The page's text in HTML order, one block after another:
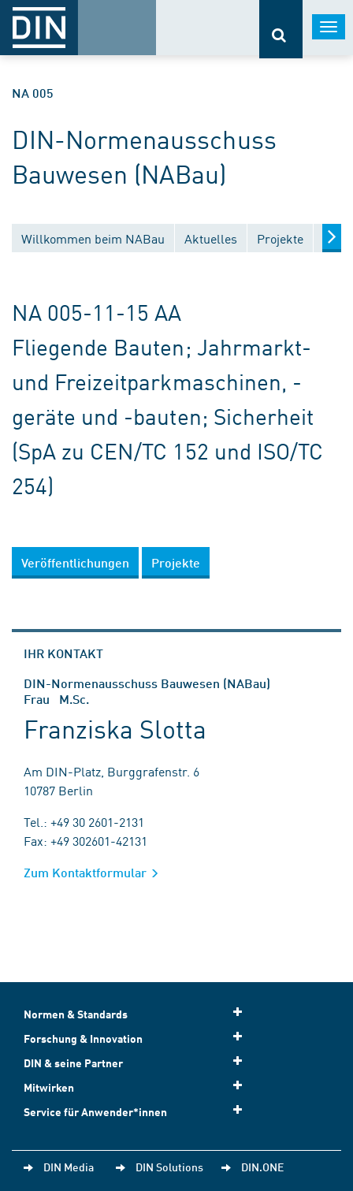
NA 005
DIN-Normenausschuss
Bauwesen (NABau)
Willkommen beim NABau Aktuelles Projekte
NA 005-11-15 AA
Fliegende Bauten; Jahrmarkt-
und Freizeitparkmaschinen, -
geräte und -bauten; Sicherheit
(SpA zu CEN/TC 152 und ISO/TC
254)
Veröffentlichungen Projekte
IHR KONTAKT
DIN-Normenausschuss Bauwesen (NABau)
Frau M.Sc.
Franziska Slotta
Am DIN-Platz, Burggrafenstr. 6
10787 Berlin
Tel.: +49 30 2601-2131
Fax: +49 302601-42131
Zum Kontaktformular
Normen & Standards
Forschung & Innovation
DIN & seine Partner
Mitwirken
Service für Anwender*innen
DIN Media DIN Solutions DIN.ONE